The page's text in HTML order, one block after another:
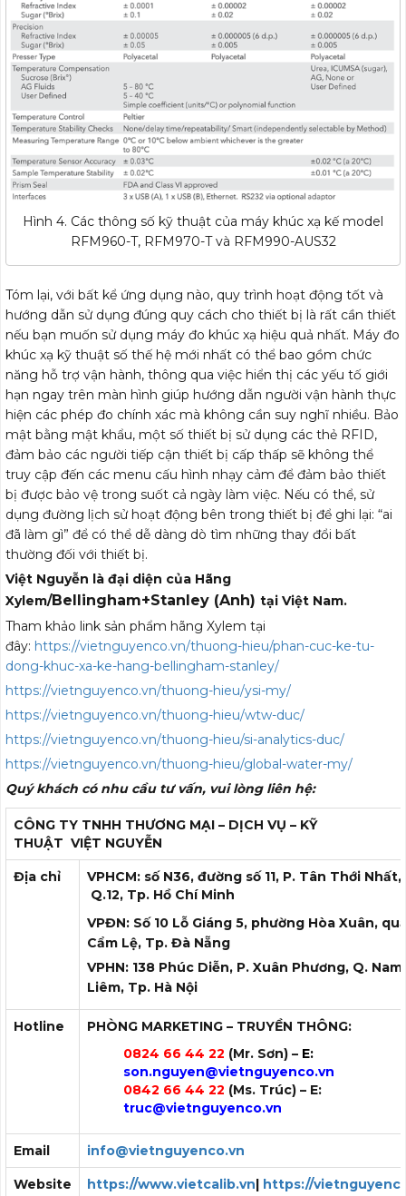
Hình 4. Các thông số kỹ thuật của máy khúc xạ kế model
RFM960-T, RFM970-T và RFM990-AUS32
Tóm lại, với bất kể ứng dụng nào, quy trình hoạt động tốt và
hướng dẫn sử dụng đúng quy cách cho thiết bị là rất cần thiết
nếu bạn muốn sử dụng máy đo khúc xạ hiệu quả nhất. Máy đo
khúc xạ kỹ thuật số thế hệ mới nhất có thể bao gồm chức
năng hỗ trợ vận hành, thông qua việc hiển thị các yếu tố giới
hạn ngay trên màn hình giúp hướng dẫn người vận hành thực
hiện các phép đo chính xác mà không cần suy nghĩ nhiều. Bảo
mật bằng mật khẩu, một số thiết bị sử dụng các thẻ RFID,
đảm bảo các người tiếp cận thiết bị cấp thấp sẽ không thể
truy cập đến các menu cấu hình nhạy cảm để đảm bảo thiết
bị được bảo vệ trong suốt cả ngày làm việc. Nếu có thể, sử
dụng đường lịch sử hoạt động bên trong thiết bị để ghi lại: “ai
đã làm gì” để có thể dễ dàng dò tìm những thay đổi bất
thường đối với thiết bị.
Việt Nguyễn là đại diện của Hãng
Xylem/Bellingham+Stanley (Anh) tại Việt Nam.
Tham khảo link sản phẩm hãng Xylem tại
đây: https://vietnguyenco.vn/thuong-hieu/phan-cuc-ke-tu-
dong-khuc-xa-ke-hang-bellingham-stanley/
https://vietnguyenco.vn/thuong-hieu/ysi-my/
https://vietnguyenco.vn/thuong-hieu/wtw-duc/
https://vietnguyenco.vn/thuong-hieu/si-analytics-duc/
https://vietnguyenco.vn/thuong-hieu/global-water-my/
Quý khách có nhu cầu tư vấn, vui lòng liên hệ:
CÔNG TY TNHH THƯƠNG MẠI – DỊCH VỤ – KỸ
THUẬT VIỆT NGUYỄN
Địa chỉ
VPHCM: số N36, đường số 11, P. Tân Thới Nhất,
Q.12, Tp. Hồ Chí Minh
VPĐN: Số 10 Lỗ Giáng 5, phường Hòa Xuân,
Cẩm Lệ, Tp. Đà Nẵng
VPHN: 138 Phúc Diễn, P. Xuân Phương, Q.
Liêm, Tp. Hà Nội
Hotline
PHÒNG MARKETING – TRUYỀN THÔNG:
0824 66 44 22 (Mr. Sơn) – E:
son.nguyen@vietnguyenco.vn
0842 66 44 22 (Ms. Trúc) – E:
truc@vietnguyenco.vn
Email info@vietnguyenco.vn
Website https://www.vietcalib.vn| https://